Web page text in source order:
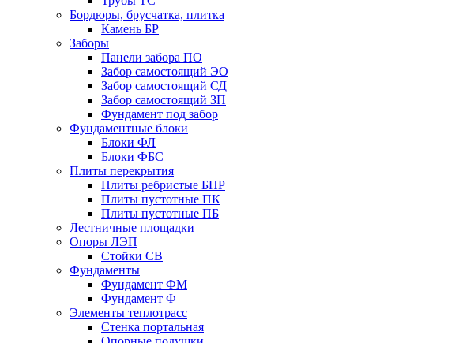
Бордюры, брусчатка, плитка
Камень БР
Заборы
Панели забора ПО
Забор самостоящий ЭО
Забор самостоящий СД
Забор самостоящий ЗП
Фyндамент под забор
Фундаментные блоки
Блоки ФЛ
Блоки ФБС
Плиты перекрытия
Плиты ребристые БПР
Плиты пустотные ПК
Плиты пустотные ПБ
Лестничные площадки
Опоры ЛЭП
Стойки СВ
Фундаменты
Фyндамент ФМ
Фyндамент Ф
Элементы теплотрасс
Стенка портальная